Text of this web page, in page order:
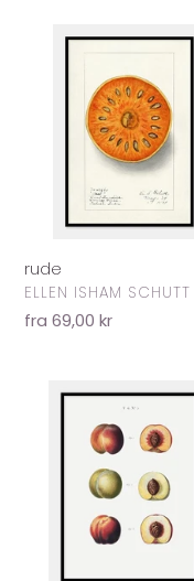
rude
FORHANDLER
ELLEN ISHAM SCHUTT
Normalpris
fra 69,00 kr
nektariner